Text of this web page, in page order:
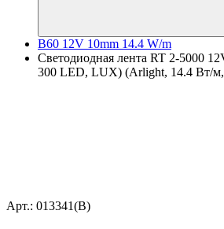
B60 12V 10mm 14.4 W/m
Светодиодная лента RT 2-5000
300 LED, LUX) (Arlight, 14.4 Вт/
Арт.: 013341(B)